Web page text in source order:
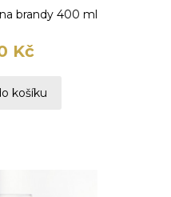
brandy 400 ml
Kč
košíku